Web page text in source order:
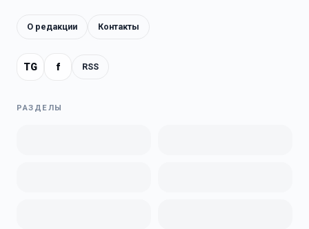
О редакции Контакты
TG f RSS
РАЗДЕЛЫ